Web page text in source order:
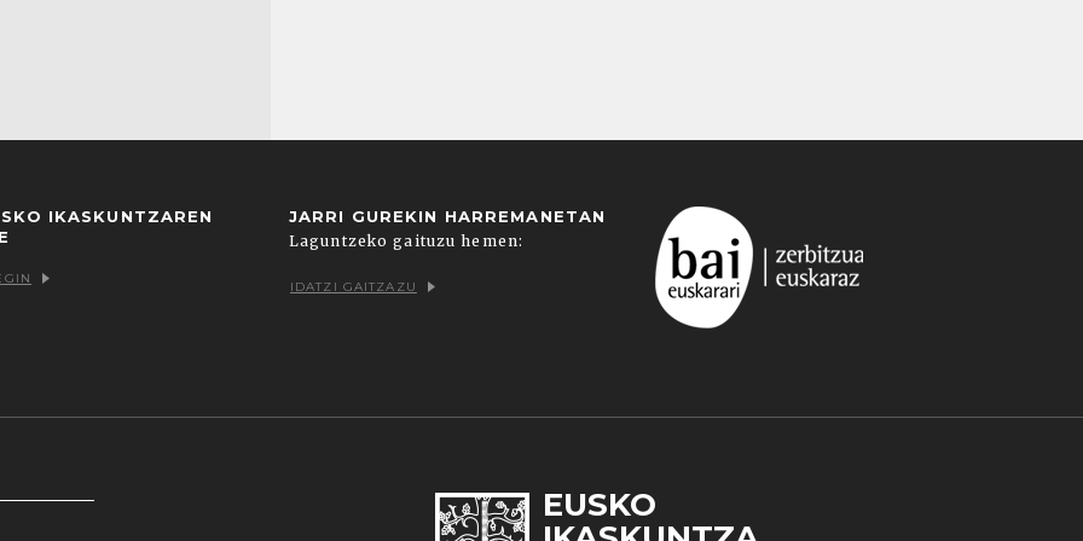
IKASKUNTZAREN
JARRI GUREKIN HARREMANETAN
Laguntzeko gaituzu hemen:
IDATZI GAITZAZU
EUSKO